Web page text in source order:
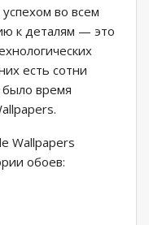
во всем
к деталям — это
есть сотни
время
Wallpapers
обоев: